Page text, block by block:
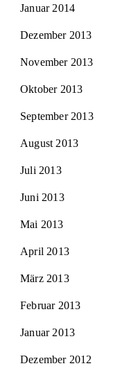
Januar 2014
Dezember 2013
November 2013
Oktober 2013
September 2013
August 2013
Juli 2013
Juni 2013
Mai 2013
April 2013
März 2013
Februar 2013
Januar 2013
Dezember 2012